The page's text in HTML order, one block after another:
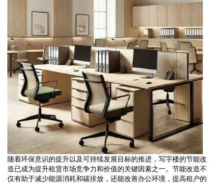
随着环保意识的提升以及可持续发展目标的推进，写字楼的节能改
造已成为提升租赁市场竞争力和价值的关键因素之一。节能改造不
仅有助于减少能源消耗和碳排放，还能改善办公环境，提高租户的